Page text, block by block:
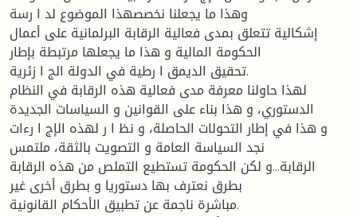
وهذا ما یجعلنا نخصصهذا الموضوع لد ا رسة
إشكالیة تتعلق بمدى فعالیة الرقابة البرلمانیة على أعمال
الحكومة المالیة و هذا ما یجعلها مرتبطة بإطار
تحقیق الدیمق ا رطیة في الدولة الج ا زئریة.
لهذا حاولنا معرفة مدى فعالیة هذه الرقابة في النظام
الدستوري، و هذا بناء على القوانین و السیاسات الجدیدة
و هذا في إطار التحولات الحاصلة، و نظ ا ر لهذه الإج ا رءات
نجد السیاسة العامة و التصویت بالثقة، ملتمس
الرقابة...و لكن الحكومة تستطیع التملص من هذه الرقابة
بطرق نعترف بها دستوریا و بطرق أخرى غیر
مباشرة ناجمة عن تطبیق الأحكام القانونیة.